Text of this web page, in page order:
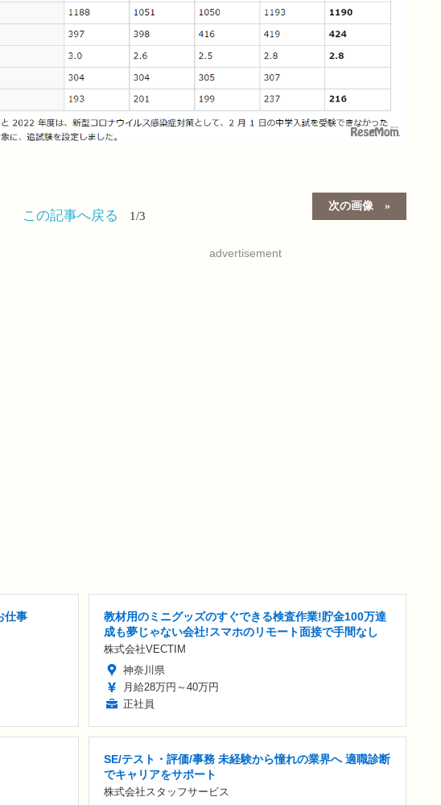
次の画像
この記事へ戻る 1/3
advertisement
仕事
教材用のミニグッズのすぐできる検査作業!貯金100万達
成も夢じゃない会社!スマホのリモート面接で手間なし
株式会社VECTIM
神奈川県
月給28万円～40万円
正社員
SE/テスト・評価/事務 未経験から憧れの業界へ 適職診断
でキャリアをサポート
株式会社スタッフサービス